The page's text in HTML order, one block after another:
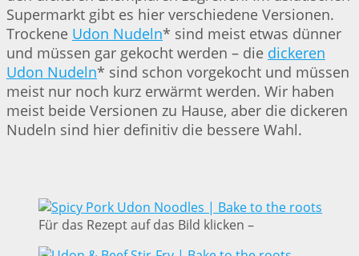
Supermarkt gibt es hier verschiedene Versionen.
Trockene Udon Nudeln* sind meist etwas dünner
und müssen gar gekocht werden – die dickeren
Udon Nudeln* sind schon vorgekocht und müssen
meist nur noch kurz erwärmt werden. Wir haben
meist beide Versionen zu Hause, aber die dickeren
Nudeln sind hier definitiv die bessere Wahl.
Für das Rezept auf das Bild klicken –